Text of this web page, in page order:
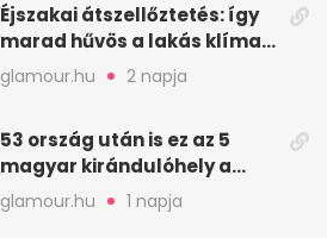
Éjszakai átszellőztetés: így
marad hűvös a lakás klíma
nélkül
glamour.hu 2 napja
53 ország után is ez az 5
magyar kirándulóhely a
kedvencem
glamour.hu 1 napja